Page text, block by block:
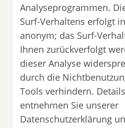
Analyseprogrammen.
Surf-Verhaltens erfolgt
anonym; das Surf-
Ihnen zurückverfolgt
dieser Analyse
durch die
Tools verhindern.
entnehmen Sie unserer
Datenschutzerklärung